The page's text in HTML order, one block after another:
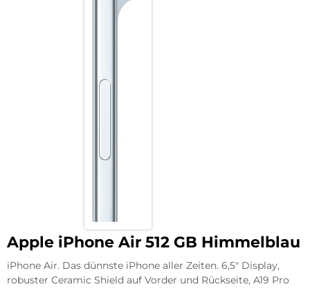
Apple iPhone Air 512 GB Himmelblau
iPhone Air. Das dünnste iPhone aller Zeiten. 6,5″ Display,
robuster Ceramic Shield auf Vorder und Rückseite, A19 Pro